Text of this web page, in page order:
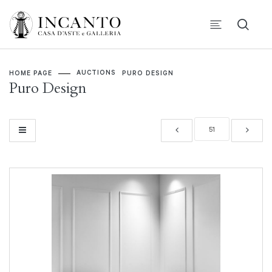
HOME PAGE AUCTIONS PURO DESIGN
Puro Design